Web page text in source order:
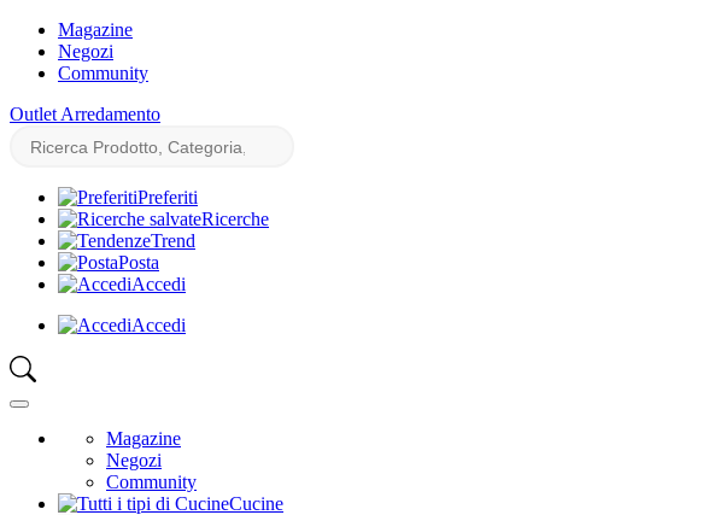
Magazine
Negozi
Community
Outlet Arredamento
Preferiti
Ricerche
Trend
Posta
Accedi
Accedi
Magazine
Negozi
Community
Cucine